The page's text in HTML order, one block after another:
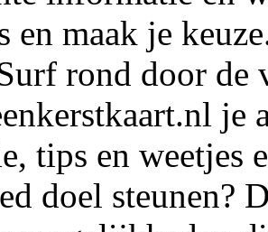
en maak je
rond door de
je
tips en weetjes
doel